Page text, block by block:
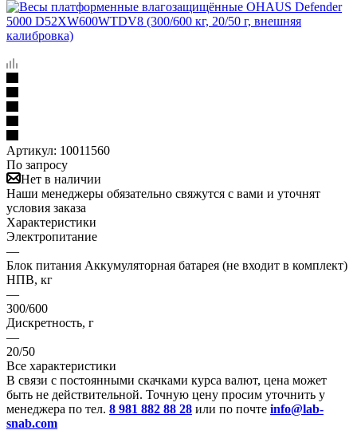
Артикул: 10011560
По запросу
Нет в наличии
Наши менеджеры обязательно свяжутся с вами и уточнят
условия заказа
Характеристики
Электропитание
—
Блок питания Аккумуляторная батарея (не входит в комплект)
НПВ, кг
—
300/600
Дискретность, г
—
20/50
Все характеристики
В связи с постоянными скачками курса валют, цена может
быть не действительной. Точную цену просим уточнить у
менеджера по тел. 8 981 882 88 28 или по почте info@lab-
snab.com